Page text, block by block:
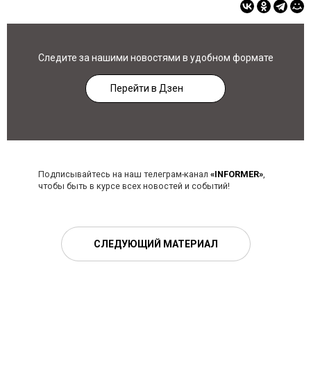
Следите за нашими новостями в удобном формате
Перейти в Дзен
Подписывайтесь на наш телеграм-канал «INFORMER»,
чтобы быть в курсе всех новостей и событий!
СЛЕДУЮЩИЙ МАТЕРИАЛ